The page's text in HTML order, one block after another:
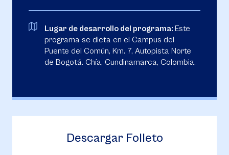
Lugar de desarrollo del programa: Este
programa se dicta en el Campus del
Puente del Común, Km. 7, Autopista Norte
de Bogotá. Chía, Cundinamarca, Colombia.
Descargar Folleto